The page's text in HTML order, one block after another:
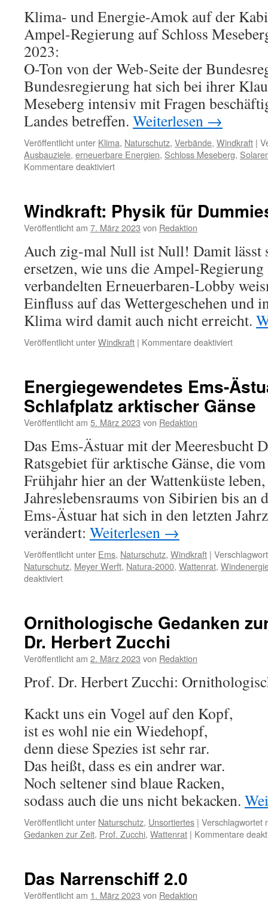
Klima- und Energie-Amok auf der
Ampel-Regierung auf Schloss
2023:
O-Ton von der Web-Seite der
Bundesregierung hat sich bei ihrer
Meseberg intensiv mit Fragen
Landes betreffen. Weiterlesen →
Veröffentlicht unter Klima, Naturschutz, Verbände, Windkraft |
Ausbauziele, erneuerbare Energien, Schloss Meseberg,
Kommentare deaktiviertfür
Amok:
Kabinettsklausur
Schloss
Meseberg
Windkraft: Physik für
Veröffentlicht am 7. März 2023 von Redaktion
Auch zig-mal Null ist Null! Damit lässt
ersetzen, wie uns die Ampel-
verbandelten Erneuerbaren-Lobby
Einfluss auf das Wettergeschehen und
Klima wird damit auch nicht erreicht.
Veröffentlicht unterWindkraft | Kommentare deaktiviertfür
für
Dummies
Energiegewendetes Ems-
Schlafplatz arktischer Gänse
Veröffentlicht am 5. März 2023 von Redaktion
Das Ems-Ästuar mit der Meeresbucht
Ratsgebiet für arktische Gänse, die
Frühjahr hier an der Wattenküste
Jahreslebensraums von Sibirien bis an
Ems-Ästuar hat sich in den letzten
verändert: Weiterlesen →
Veröffentlicht unter Ems, Naturschutz, Windkraft |
Naturschutz, Meyer Werft, Natura-2000, Wattenrat,
deaktiviertfür
Rast-
und
Schlafplatz
arktischer
Ornithologische Gedanken
Dr. Herbert Zucchi
Veröffentlicht am 2. März 2023 von Redaktion
Prof. Dr. Herbert Zucchi:
Kackt uns ein Vogel auf den Kopf,
ist es wohl nie ein Wiedehopf,
denn diese Spezies ist sehr rar.
Das heißt, dass es ein andrer war.
Noch seltener sind blaue Racken,
sodass auch die uns nicht bekacken.
Veröffentlicht unter Naturschutz, Unsortiertes | Verschlagwortet
Gedanken zur Zeit, Prof. Zucchi, Wattenrat | Kommentare
Das Narrenschiff 2.0
Veröffentlicht am 1. März 2023 von Redaktion